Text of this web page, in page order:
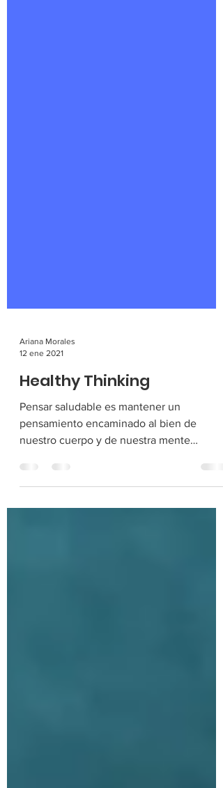
Ariana Morales
Healthy Thinking
Pensar saludable es mantener un
pensamiento encaminado al bien de
nuestro cuerpo y de nuestra mente